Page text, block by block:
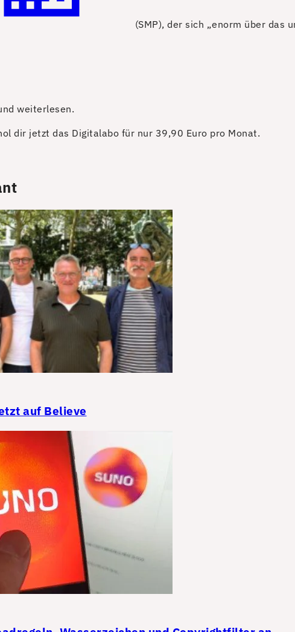
(SMP), der sich „enorm über das
weiterlesen.
dir jetzt das Digitalabo für nur 39,90 Euro pro Monat.
auf Believe